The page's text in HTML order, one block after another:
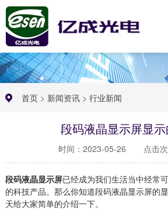
首页> 新闻资讯> 行业新闻
段码液晶显示屏显
时间：2023-05-26 点击
段码液晶显示屏已经成为我们生活当中经常
的科技产品。那么你知道段码液晶显示屏的
天给大家简单的介绍一下。